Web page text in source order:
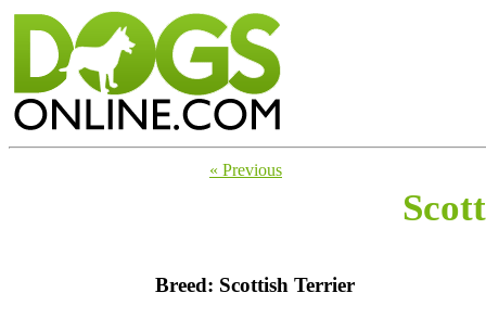
« Previous
Breed: Scottish Terrier